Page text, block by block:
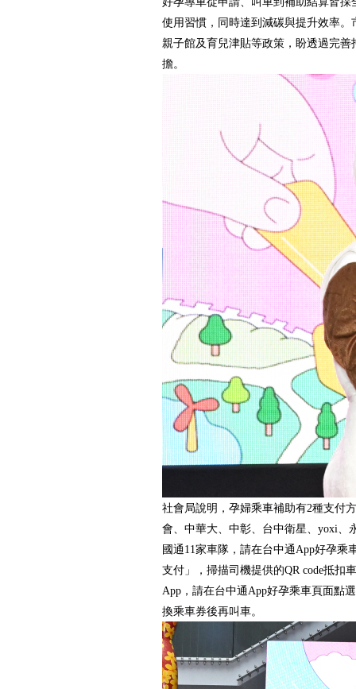
使用習慣，同時達到減碳與提升效率
親子館及育兒津貼等政策，盼透過完
擔。
社會局說明，孕婦乘車補助有2種支付
會、中華大、中彰、台中衛星、yoxi、
國通11家車隊，請在台中通App好孕乘
支付」，掃描司機提供的QR code抵扣
App，請在台中通App好孕乘車頁面點
換乘車券後再叫車。